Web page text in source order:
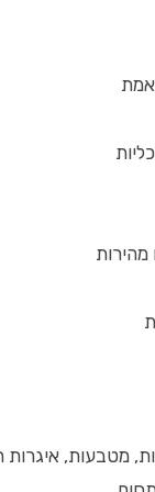
אמת
מטבעות, איגרות